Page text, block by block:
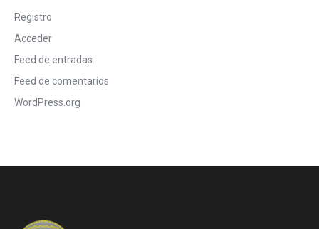
Registro
Acceder
Feed de entradas
Feed de comentarios
WordPress.org